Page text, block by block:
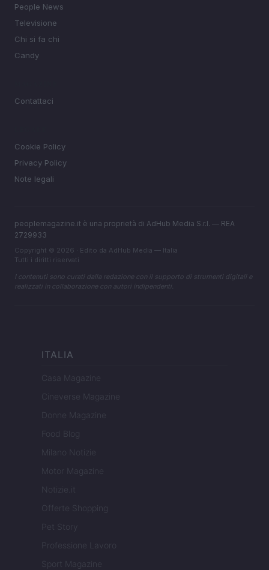
People News
Televisione
Chi si fa chi
Candy
Contattaci
Cookie Policy
Privacy Policy
Note legali
peoplemagazine.it è una proprietà di AdHub Media S.r.l. — REA
2729933
Copyright © 2026 · Edito da AdHub Media — Italia
Tutti i diritti riservati
I contenuti sono curati dalla redazione con il supporto di strumenti digitali e
realizzati in collaborazione con autori indipendenti.
ITALIA
Casa Magazine
Cineverse Magazine
Donne Magazine
Food Blog
Milano Notizie
Motor Magazine
Notizie.it
Offerte Shopping
Pet Story
Professione Lavoro
Sport Magazine